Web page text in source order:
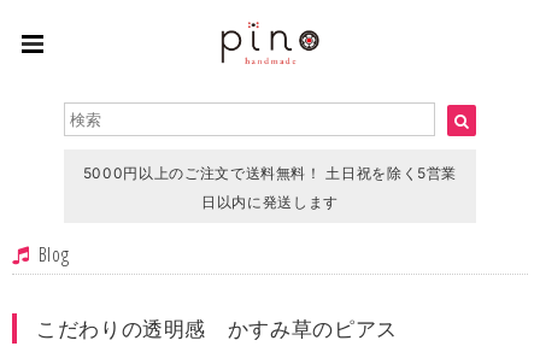
5000円以上のご注文で送料無料！ 土日祝を除く5営業
日以内に発送します
Blog
こだわりの透明感 かすみ草のピアス